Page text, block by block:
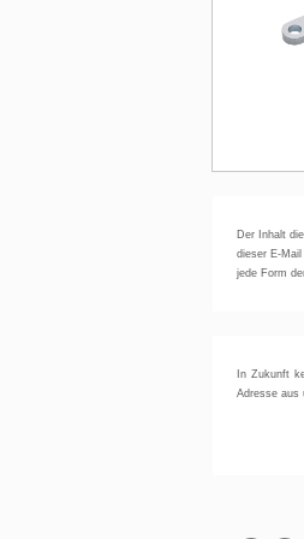
Der Inhalt
dieser E-
jede Form
In Zukunft
Adresse aus